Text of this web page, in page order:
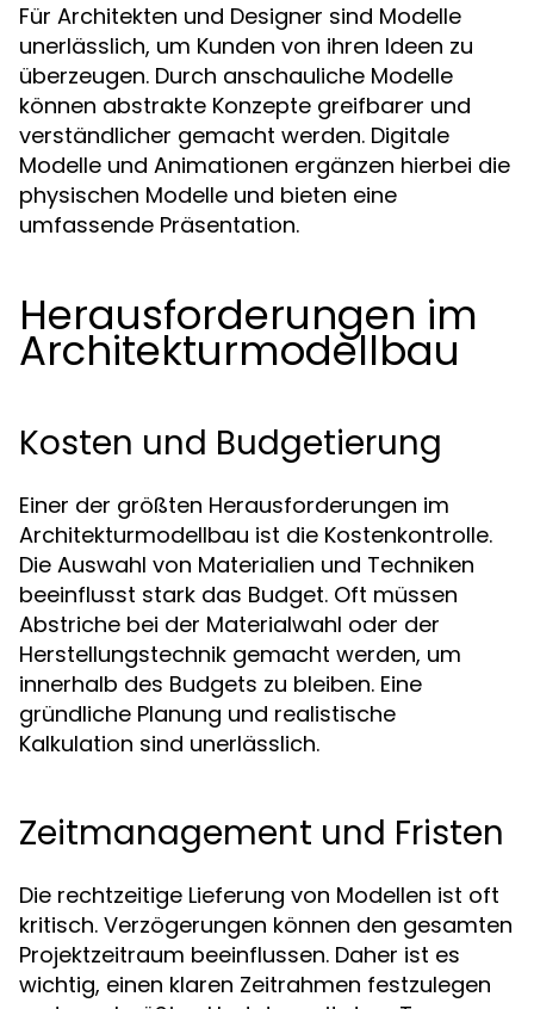
Für Architekten und Designer sind Modelle
unerlässlich, um Kunden von ihren Ideen zu
überzeugen. Durch anschauliche Modelle
können abstrakte Konzepte greifbarer und
verständlicher gemacht werden. Digitale
Modelle und Animationen ergänzen hierbei die
physischen Modelle und bieten eine
umfassende Präsentation.
Herausforderungen im
Architekturmodellbau
Kosten und Budgetierung
Einer der größten Herausforderungen im
Architekturmodellbau ist die Kostenkontrolle.
Die Auswahl von Materialien und Techniken
beeinflusst stark das Budget. Oft müssen
Abstriche bei der Materialwahl oder der
Herstellungstechnik gemacht werden, um
innerhalb des Budgets zu bleiben. Eine
gründliche Planung und realistische
Kalkulation sind unerlässlich.
Zeitmanagement und Fristen
Die rechtzeitige Lieferung von Modellen ist oft
kritisch. Verzögerungen können den gesamten
Projektzeitraum beeinflussen. Daher ist es
wichtig, einen klaren Zeitrahmen festzulegen